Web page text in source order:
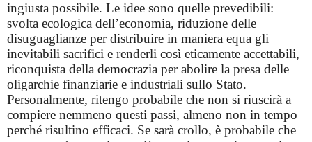
ingiusta possibile. Le idee sono quelle prevedibili:
svolta ecologica dell’economia, riduzione delle
disuguaglianze per distribuire in maniera equa gli
inevitabili sacrifici e renderli così eticamente accettabili,
riconquista della democrazia per abolire la presa delle
oligarchie finanziarie e industriali sullo Stato.
Personalmente, ritengo probabile che non si riuscirà a
compiere nemmeno questi passi, almeno non in tempo
perché risultino efficaci. Se sarà crollo, è probabile che